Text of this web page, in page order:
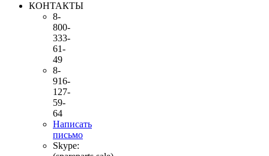
КОНТАКТЫ
8-
800-
333-
61-
49
8-
916-
127-
59-
64
Написать
письмо
Skype: